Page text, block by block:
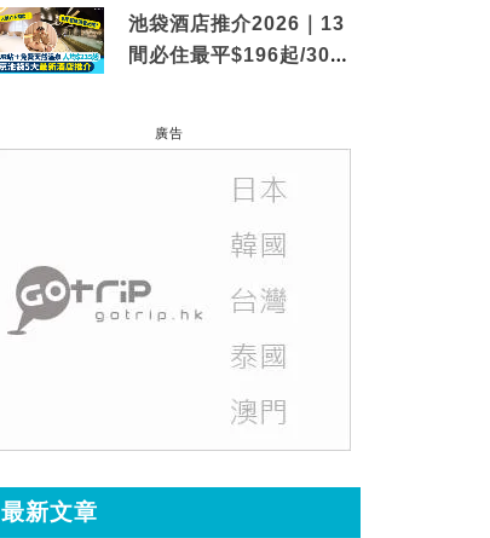
池袋酒店推介2026｜13
間必住最平$196起/30秒
廣告
最新文章